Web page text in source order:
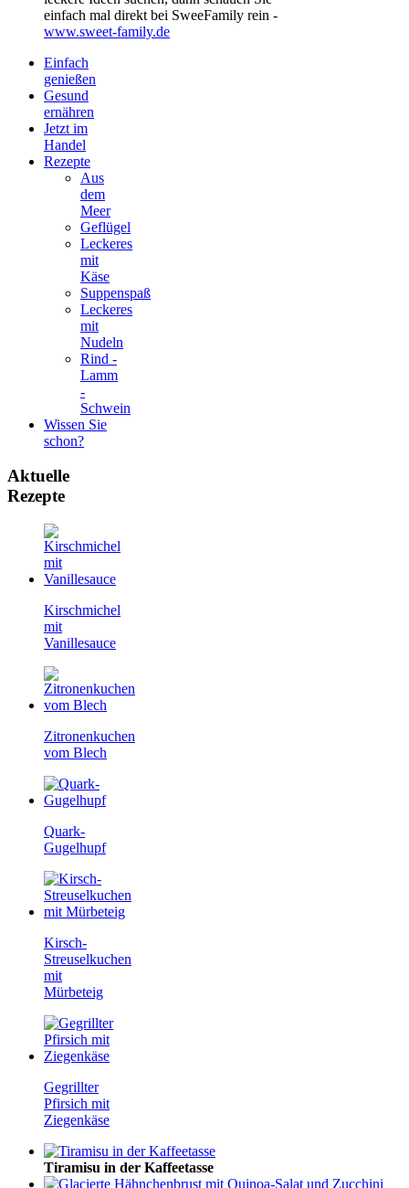
einfach mal direkt bei SweeFamily rein -
www.sweet-family.de
Einfach
genießen
Gesund
ernähren
Jetzt im
Handel
Rezepte
Aus
dem
Meer
Geflügel
Leckeres
mit
Käse
Suppenspaß
Leckeres
mit
Nudeln
Rind -
Lamm
-
Schwein
Wissen Sie
schon?
Aktuelle
Rezepte
Kirschmichel
mit
Vanillesauce
Zitronenkuchen
vom Blech
Quark-
Gugelhupf
Kirsch-
Streuselkuchen
mit
Mürbeteig
Gegrillter
Pfirsich mit
Ziegenkäse
Tiramisu in der Kaffeetasse